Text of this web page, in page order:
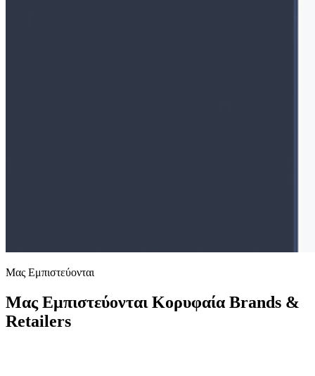
Μας Εμπιστεύονται
Μας Εμπιστεύονται Κορυφαία Brands &
Retailers